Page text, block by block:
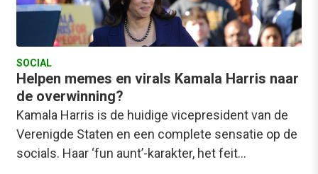
SOCIAL
Helpen memes en virals Kamala Harris naar
de overwinning?
Kamala Harris is de huidige vicepresident van de
Verenigde Staten en een complete sensatie op de
socials. Haar ‘fun aunt’-karakter, het feit…